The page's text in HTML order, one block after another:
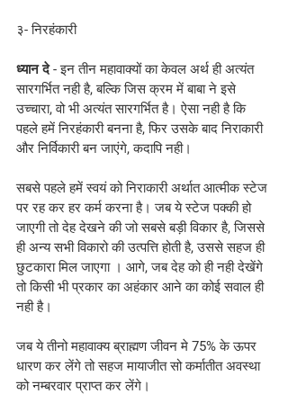
३- निरहंकारी
ध्यान दे - इन तीन महावाक्यों का केवल अर्थ ही अत्यंत
सारगर्भित नही है, बल्कि जिस क्रम में बाबा ने इसे
उच्चारा, वो भी अत्यंत सारगर्भित है। ऐसा नही है कि
पहले हमें निरहंकारी बनना है, फिर उसके बाद निराकारी
और निर्विकारी बन जाएंगे, कदापि नही।
सबसे पहले हमें स्वयं को निराकारी अर्थात आत्मीक स्टेज
पर रह कर हर कर्म करना है। जब ये स्टेज पक्की हो
जाएगी तो देह देखने की जो सबसे बड़ी विकार है, जिससे
ही अन्य सभी विकारो की उत्पत्ति होती है, उससे सहज ही
छुटकारा मिल जाएगा । आगे, जब देह को ही नही देखेंगे
तो किसी भी प्रकार का अहंकार आने का कोई सवाल ही
नही है।
जब ये तीनो महावाक्य ब्राह्मण जीवन मे 75% के ऊपर
धारण कर लेंगे तो सहज मायाजीत सो कर्मातीत अवस्था
को नम्बरवार प्राप्त कर लेंगे।